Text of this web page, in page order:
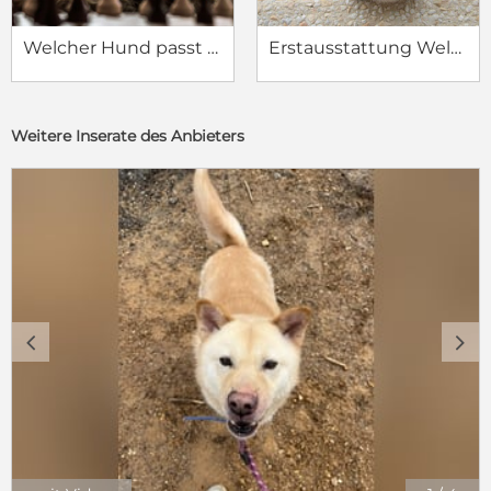
Welcher Hund passt zu mir? Erstausstattung Welpe
Weitere Inserate des Anbieters
c d